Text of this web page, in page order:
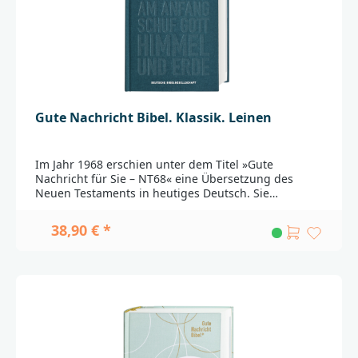
Gute Nachricht Bibel. Klassik. Leinen
Im Jahr 1968 erschien unter dem Titel »Gute
Nachricht für Sie – NT68« eine Übersetzung des
Neuen Testaments in heutiges Deutsch. Sie
Zeitungen und Zeitschriften: Die Menschen der
Gegenwart sollten die Bibel in unmittelbar
Zusammenarbeit zwischen den katholischen und
evangelischen Bibelwerken sowie den Freikirchen.
1997 wurde die Übersetzung grundlegend
revidiert.Zu ihrem 50sten Geburtstag erscheint die
38,90 € *